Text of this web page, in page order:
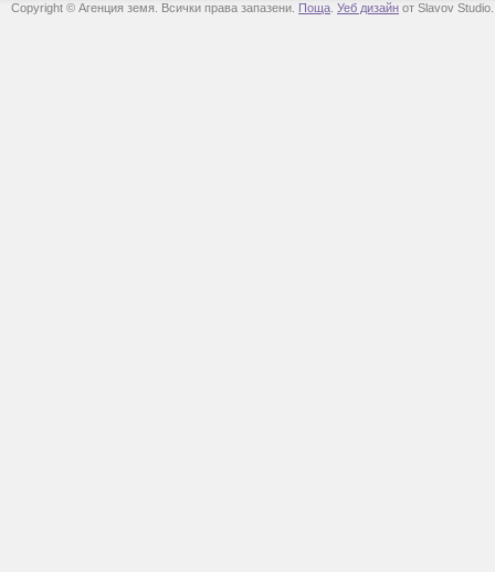
Copyright © Агенция земя. Всички права запазени. Поща Уеб дизайн от Slavov Studio.